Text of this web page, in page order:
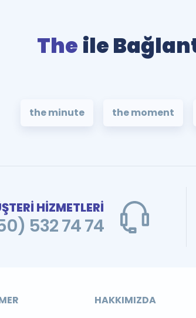
The ile
the minute the moment
HİZMETLERİ
532 74 74
HAKKIMIZDA